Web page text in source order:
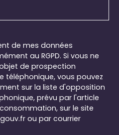
de mes données
au RGPD. Si vous ne
de prospection
téléphonique, vous pouvez
sur la liste d'opposition
prévu par l'article
sur le site
ou par courrier